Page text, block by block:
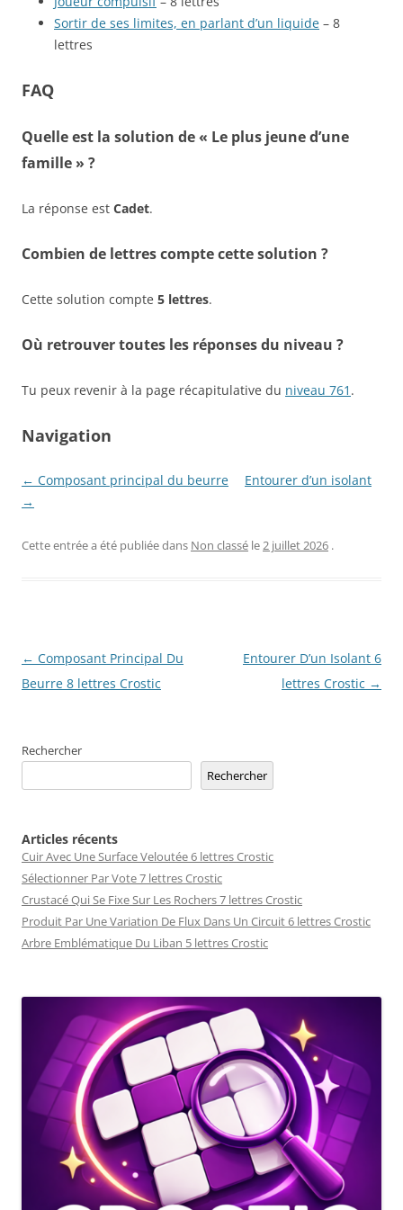
Sortir de ses limites, en parlant d’un liquide – 8
lettres
FAQ
Quelle est la solution de « Le plus jeune d’une
famille » ?
La réponse est Cadet.
Combien de lettres compte cette solution ?
Cette solution compte 5 lettres.
Où retrouver toutes les réponses du niveau ?
Tu peux revenir à la page récapitulative du niveau 761 .
Navigation
← Composant principal du beurre
Entourer d’un isolant
→
Cette entrée a été publiée dans Non classé le2 juillet 2026 .
Navigation
des
← Composant Principal Du
Beurre 8 lettres Crostic
Entourer D’un Isolant 6
lettres Crostic →
Rechercher
Rechercher
Articles récents
Cuir Avec Une Surface Veloutée 6 lettres Crostic
Sélectionner Par Vote 7 lettres Crostic
Crustacé Qui Se Fixe Sur Les Rochers 7 lettres Crostic
Produit Par Une Variation De Flux Dans Un Circuit 6 lettres Crostic
Arbre Emblématique Du Liban 5 lettres Crostic